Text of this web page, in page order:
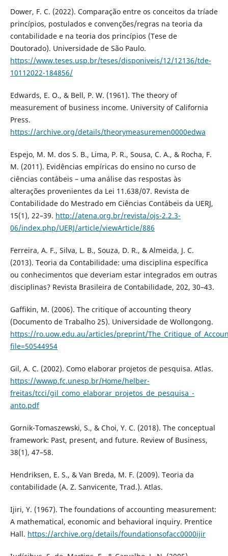
Dower, F. C. (2022). Comparação entre os conceitos da tríade
princípios, postulados e convenções/regras na teoria da
contabilidade e na teoria dos princípios (Tese de
Doutorado). Universidade de São Paulo.
https://www.teses.usp.br/teses/disponiveis/12/12136/tde-
10112022-184856/
Edwards, E. O., & Bell, P. W. (1961). The theory of
measurement of business income. University of California
Press.
https://archive.org/details/theorymeasuremen0000edwa
Espejo, M. M. dos S. B., Lima, P. R., Sousa, C. A., & Rocha, F.
M. (2011). Evidências empíricas do ensino no curso de
ciências contábeis – uma análise das respostas às
alterações provenientes da Lei 11.638/07. Revista de
Contabilidade do Mestrado em Ciências Contábeis da UERJ,
15(1), 22–39. http://atena.org.br/revista/ojs-2.2.3-
06/index.php/UERJ/article/viewArticle/886
Ferreira, A. F., Silva, L. B., Souza, D. R., & Almeida, J. C.
(2013). Teoria da Contabilidade: uma disciplina específica
ou conhecimentos que deveriam estar integrados em outras
disciplinas? Revista Brasileira de Contabilidade, 202, 30–43.
Gaffikin, M. (2006). The critique of accounting theory
(Documento de Trabalho 25). Universidade de Wollongong.
https://ro.uow.edu.au/articles/preprint/
file=50544954
Gil, A. C. (2002). Como elaborar projetos de pesquisa. Atlas.
https://wwwp.fc.unesp.br/Home/helber-
freitas/tcci/gil_como_elaborar_projetos_de_pesquisa_-
anto.pdf
Gornik-Tomaszewski, S., & Choi, Y. C. (2018). The conceptual
framework: Past, present, and future. Review of Business,
38(1), 47–58.
Hendriksen, E. S., & Van Breda, M. F. (2009). Teoria da
contabilidade (A. Z. Sanvicente, Trad.). Atlas.
Ijiri, Y. (1967). The foundations of accounting measurement:
A mathematical, economic and behavioral inquiry. Prentice
Hall. https://archive.org/details/foundationsofacc0000ijir